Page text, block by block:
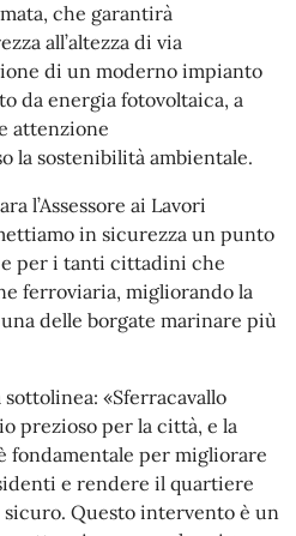
che garantirà
all’altezza di via
di un moderno impianto
da energia fotovoltaica, a
attenzione
la sostenibilità ambientale.
l’Assessore ai Lavori
in sicurezza un punto
per i tanti cittadini che
ferroviaria, migliorando la
delle borgate marinare più
«Sferracavallo
prezioso per la città, e la
fondamentale per migliorare
e rendere il quartiere
Questo intervento è un